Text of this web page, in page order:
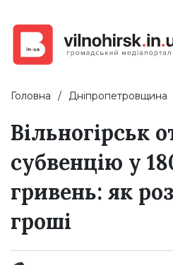
Головна Дніпропетровщина
Вільногірськ
субвенцію у
гривень: як
гроші